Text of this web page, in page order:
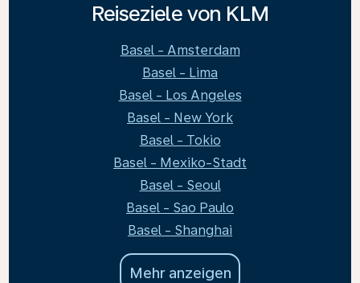
Reiseziele von KLM
Basel - Amsterdam
Basel - Lima
Basel - Los Angeles
Basel - New York
Basel - Tokio
Basel - Mexiko-Stadt
Basel - Seoul
Basel - Sao Paulo
Basel - Shanghai
Mehr anzeigen